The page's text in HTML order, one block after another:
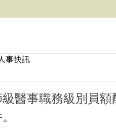
事快訊
醫事職務級別員